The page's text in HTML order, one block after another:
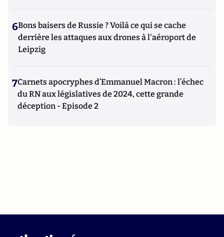
6Bons baisers de Russie ? Voilà ce qui se cache
derrière les attaques aux drones à l'aéroport de
Leipzig
7Carnets apocryphes d’Emmanuel Macron : l’échec
du RN aux législatives de 2024, cette grande
déception - Episode 2